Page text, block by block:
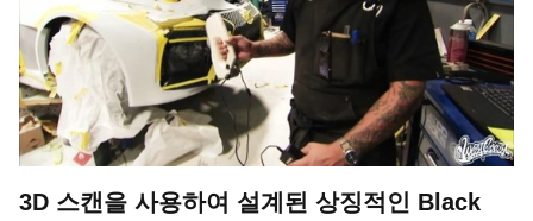
3D 스캔을 사용하여 설계된 상징적인 Black